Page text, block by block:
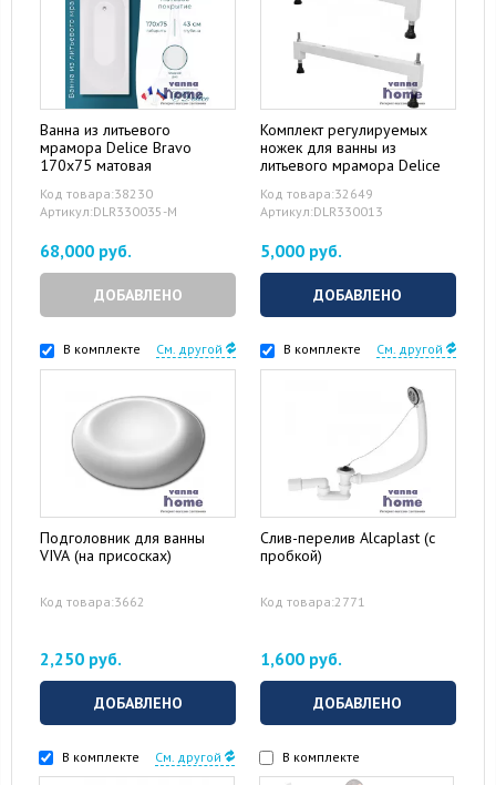
Ванна из литьевого
мрамора Delice Bravo
170x75 матовая
Код товара:38230
Артикул:DLR330035-M
68,000 руб.
ДОБАВЛЕНО
Комплект регулируемых
ножек для ванны из
литьевого мрамора Delice
Код товара:32649
Артикул:DLR330013
5,000 руб.
ДОБАВЛЕНО
В комплекте См. другой
Подголовник для ванны
VIVA (на присосках)
Код товара:3662
2,250 руб.
ДОБАВЛЕНО
В комплекте См. другой
Слив-перелив Alcaplast (с
пробкой)
Код товара:2771
1,600 руб.
ДОБАВЛЕНО
В комплекте См. другой В комплекте